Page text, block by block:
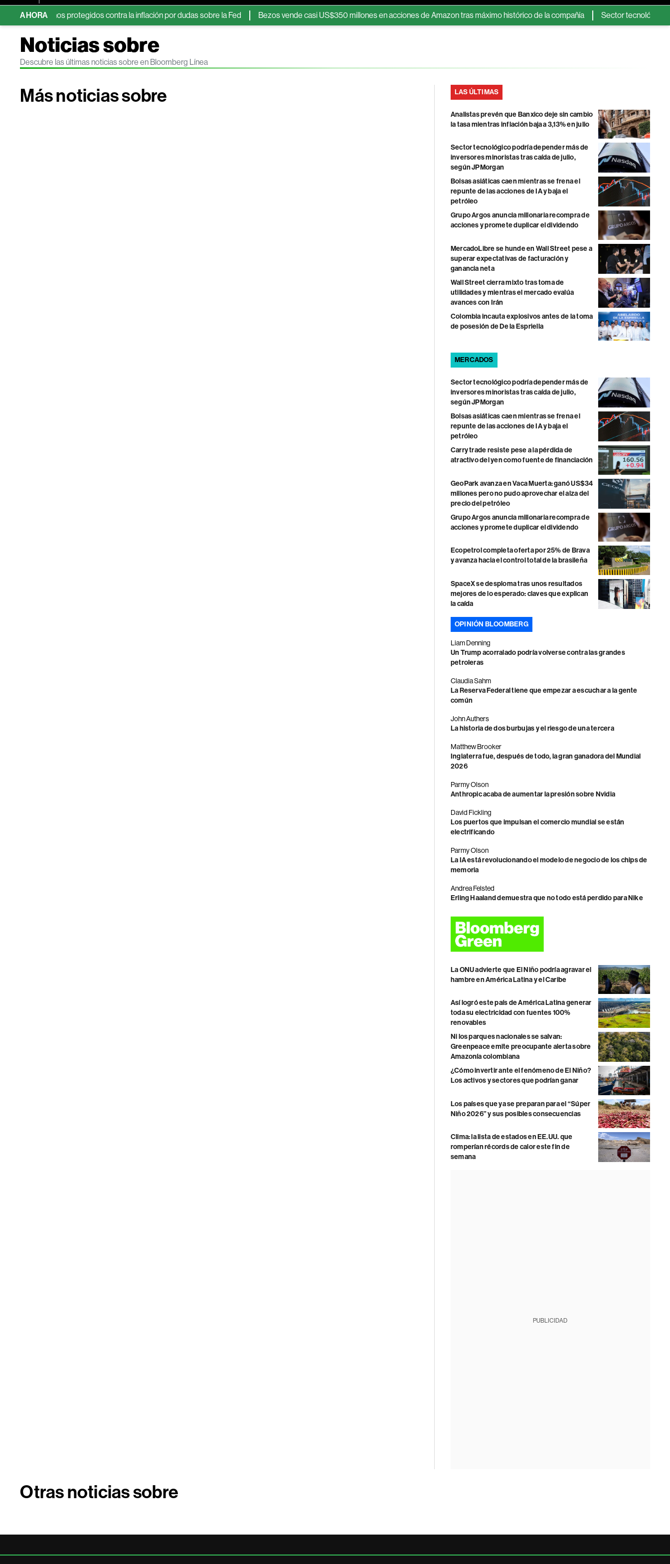
AHORA
los bonos protegidos contra la inflación por dudas sobre la Fed Bezos vende casi US$350 millones en acciones de Amazon tras máximo histórico de la compañía Sector tecnológico podría
Noticias sobre
Descubre las últimas noticias sobre en Bloomberg Línea
Más noticias sobre LAS ÚLTIMAS
Analistas prevén que Banxico deje sin cambio
la tasa mientras inflación baja a 3,13% en julio
Sector tecnológico podría depender más de
inversores minoristas tras caída de julio,
según JPMorgan
Bolsas asiáticas caen mientras se frena el
repunte de las acciones de IA y baja el
petróleo
Grupo Argos anuncia millonaria recompra de
acciones y promete duplicar el dividendo
MercadoLibre se hunde en Wall Street pese a
superar expectativas de facturación y
ganancia neta
Wall Street cierra mixto tras toma de
utilidades y mientras el mercado evalúa
avances con Irán
Colombia incauta explosivos antes de la toma
de posesión de De la Espriella
MERCADOS
Sector tecnológico podría depender más de
inversores minoristas tras caída de julio,
según JPMorgan
Bolsas asiáticas caen mientras se frena el
repunte de las acciones de IA y baja el
petróleo
Carry trade resiste pese a la pérdida de
atractivo del yen como fuente de financiación
GeoPark avanza en Vaca Muerta: ganó US$34
millones pero no pudo aprovechar el alza del
precio del petróleo
Grupo Argos anuncia millonaria recompra de
acciones y promete duplicar el dividendo
Ecopetrol completa oferta por 25% de Brava
y avanza hacia el control total de la brasileña
SpaceX se desploma tras unos resultados
mejores de lo esperado: claves que explican
la caída
OPINIÓN BLOOMBERG
Liam Denning
Un Trump acorralado podría volverse contra las grandes
petroleras
Claudia Sahm
La Reserva Federal tiene que empezar a escuchar a la gente
común
John Authers
La historia de dos burbujas y el riesgo de una tercera
Matthew Brooker
Inglaterra fue, después de todo, la gran ganadora del Mundial
2026
Parmy Olson
Anthropic acaba de aumentar la presión sobre Nvidia
David Fickling
Los puertos que impulsan el comercio mundial se están
electrificando
Parmy Olson
La IA está revolucionando el modelo de negocio de los chips de
memoria
Andrea Felsted
Erling Haaland demuestra que no todo está perdido para Nike
La ONU advierte que El Niño podría agravar el
hambre en América Latina y el Caribe
Así logró este país de América Latina generar
toda su electricidad con fuentes 100%
renovables
Ni los parques nacionales se salvan:
Greenpeace emite preocupante alerta sobre
Amazonía colombiana
¿Cómo invertir ante el fenómeno de El Niño?
Los activos y sectores que podrían ganar
Los países que ya se preparan para el “Súper
Niño 2026” y sus posibles consecuencias
Clima: la lista de estados en EE.UU. que
romperían récords de calor este fin de
semana
PUBLICIDAD
Otras noticias sobre